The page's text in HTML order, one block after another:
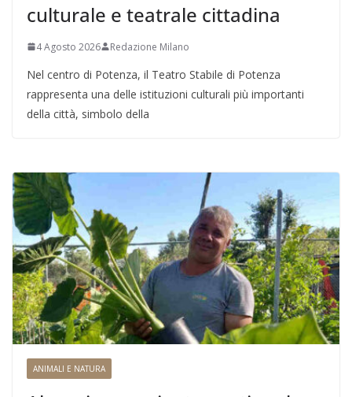
culturale e teatrale cittadina
4 Agosto 2026 Redazione Milano
Nel centro di Potenza, il Teatro Stabile di Potenza
rappresenta una delle istituzioni culturali più importanti
della città, simbolo della
ANIMALI E NATURA